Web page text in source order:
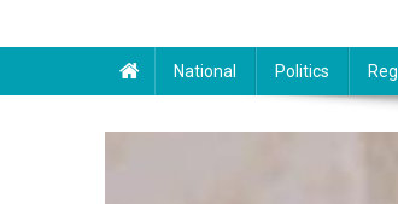
National Politics